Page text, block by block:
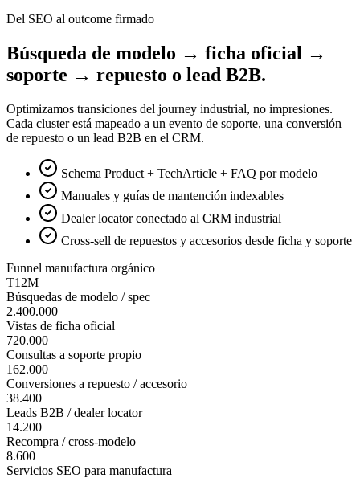
Del SEO al outcome firmado
Búsqueda de modelo → ficha oficial →
soporte → repuesto o lead B2B.
Optimizamos transiciones del journey industrial, no impresiones.
Cada cluster está mapeado a un evento de soporte, una conversión
de repuesto o un lead B2B en el CRM.
Schema Product + TechArticle + FAQ por modelo
Manuales y guías de mantención indexables
Dealer locator conectado al CRM industrial
Cross-sell de repuestos y accesorios desde ficha y soporte
Funnel manufactura orgánico
T12M
Búsquedas de modelo / spec
2.400.000
Vistas de ficha oficial
720.000
Consultas a soporte propio
162.000
Conversiones a repuesto / accesorio
38.400
Leads B2B / dealer locator
14.200
Recompra / cross-modelo
8.600
Servicios SEO para manufactura